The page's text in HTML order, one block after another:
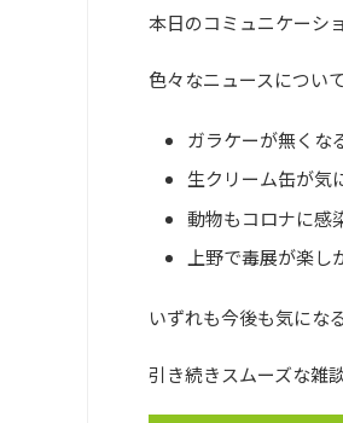
本日のコミュニケーシ
色々なニュースについ
ガラケーが無くな
生クリーム缶が気
動物もコロナに感
上野で毒展が楽し
いずれも今後も気にな
引き続きスムーズな雑